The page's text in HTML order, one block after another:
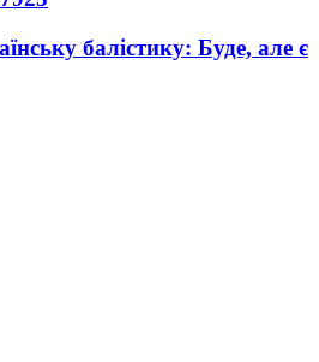
балістику: Буде, але є